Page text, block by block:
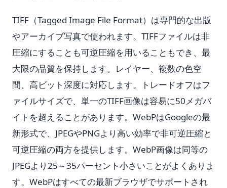
TIFF（Tagged Image File Format）は専門的な出版
やアーカイブ写真で使われます。TIFFファイルは非
圧縮にすることも可逆圧縮を用いることもでき、最
大限の品質を保持します。レイヤー、複数の色空
間、高ビット深度に対応します。トレードオフはフ
ァイルサイズで、単一のTIFF画像は容易に50メガバ
イトを超えることがあります。WebPはGoogleの最
新形式で、JPEGやPNGより高い効率で非可逆圧縮と
可逆圧縮の両方を提供します。WebP画像は同等の
JPEGより25～35パーセント小さいことがよくありま
す。WebPはすべての最新ブラウザでサポートされ